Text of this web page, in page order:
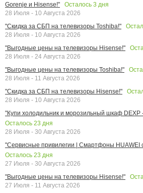
Gorenje и Hisense!"
Осталось 3 дня
28 Июля - 10 Августа 2026
"Скидка за СБП на телевизоры Toshiba!"
28 Июля - 10 Августа 2026
"Выгодные цены на телевизоры Hisense!"
28 Июля - 24 Августа 2026
"Выгодные цены на телевизоры Toshiba!"
28 Июля - 11 Августа 2026
"Скидка за СБП на телевизоры Hisense!"
28 Июля - 10 Августа 2026
"Купи холодильник и морозильный шкаф DEXP
Осталось 23 дня
28 Июля - 30 Августа 2026
"Сервисные привилегии | Смартфоны HUAWEI
Осталось 23 дня
27 Июля - 30 Августа 2026
"Выгодные цены на телевизоры Hisense!"
27 Июля - 11 Августа 2026